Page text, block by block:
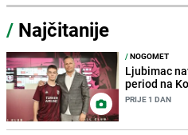
/ Najčitanije
/NOGOMET
Ljubimac
period na
PRIJE 1 DAN